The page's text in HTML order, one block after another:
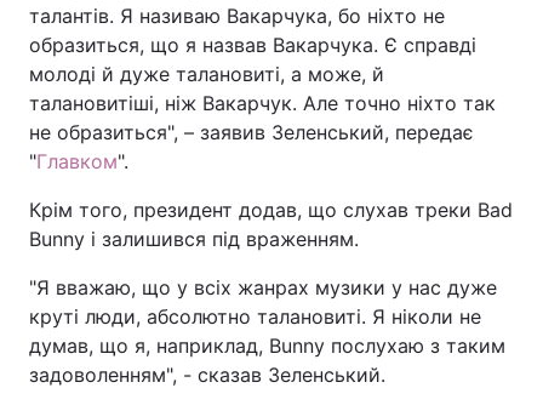
талантів. Я називаю Вакарчука, бо ніхто не
образиться, що я назвав Вакарчука. Є справді
молоді й дуже талановиті, а може, й
талановитіші, ніж Вакарчук. Але точно ніхто так
не образиться", – заявив Зеленський, передає
"Главком".
Крім того, президент додав, що слухав треки Bad
Bunny і залишився під враженням.
"Я вважаю, що у всіх жанрах музики у нас дуже
круті люди, абсолютно талановиті. Я ніколи не
думав, що я, наприклад, Bunny послухаю з таким
задоволенням", - сказав Зеленський.